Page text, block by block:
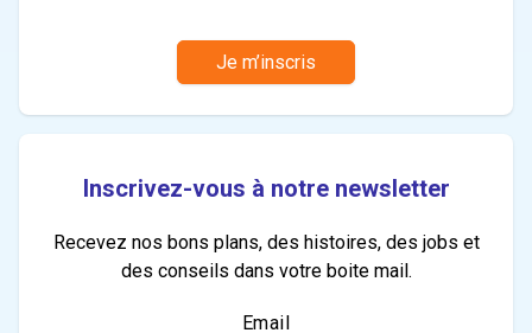
Je m’inscris
Inscrivez-vous à notre newsletter
Recevez nos bons plans, des histoires, des jobs et
des conseils dans votre boite mail.
Email